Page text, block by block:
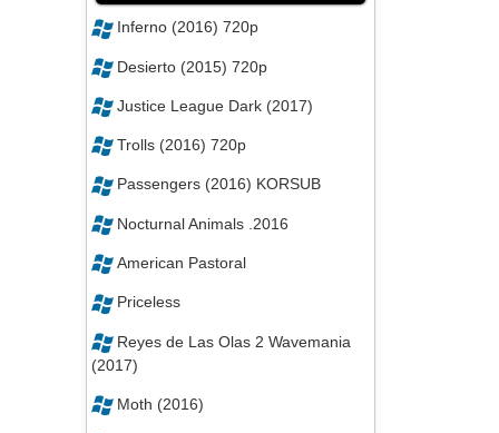
Inferno (2016) 720p
Desierto (2015) 720p
Justice League Dark (2017)
Trolls (2016) 720p
Passengers (2016) KORSUB
Nocturnal Animals .2016
American Pastoral
Priceless
Reyes de Las Olas 2 Wavemania
(2017)
Moth (2016)